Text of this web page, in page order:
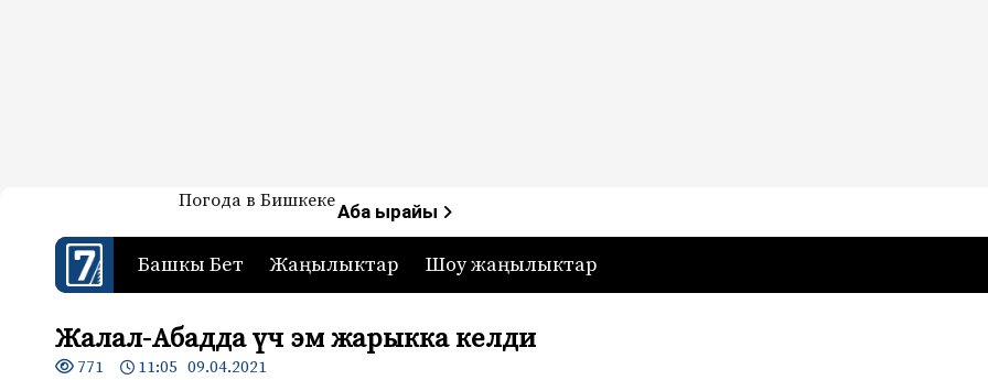
7-канал. Жаңылыктар — Кыргызстан
Жаңылыктар — Кыргызстан
Погода в БишкекеАба ырайы
Башкы Бет Жаңылыктар Шоу жаңылыктар
Жалал-Абадда үч эм жарыкка келди
771 11:05 09.04.2021